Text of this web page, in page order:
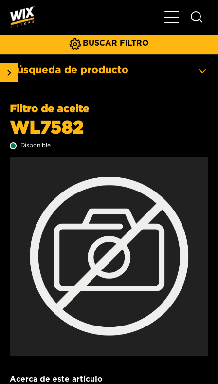
Menú
BUSCAR FILTRO
Búsqueda de producto
Filtro de aceite
WL7582
Disponible
Acerca de este artículo